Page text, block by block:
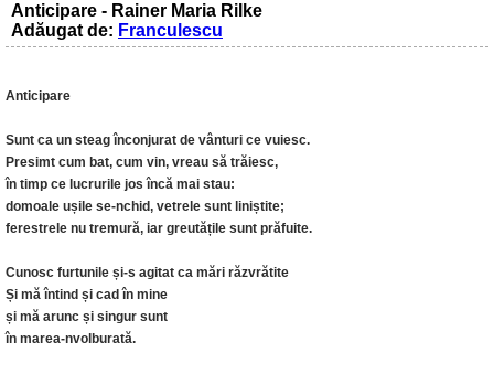
Anticipare - Rainer Maria Rilke
Adăugat de: Franculescu
Anticipare
Sunt ca un steag înconjurat de vânturi ce vuiesc.
Presimt cum bat, cum vin, vreau să trăiesc,
în timp ce lucrurile jos încă mai stau:
domoale ușile se-nchid, vetrele sunt liniștite;
ferestrele nu tremură, iar greutățile sunt prăfuite.
Cunosc furtunile și-s agitat ca mări răzvrătite
Și mă întind și cad în mine
și mă arunc și singur sunt
în marea-nvolburată.